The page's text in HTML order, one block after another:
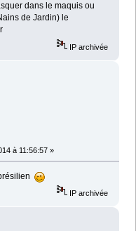
dans le maquis ou
de Jardin) le
IP archivée
à 11:56:57 »
IP archivée